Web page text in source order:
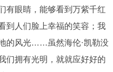
有眼睛，能够看到万紫千红
到人们脸上幸福的笑容；我
的风光……虽然海伦·凯勒没
们拥有光明，就就应好好的